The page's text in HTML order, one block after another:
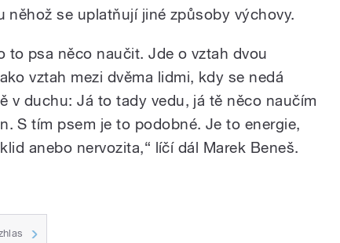
něhož se uplatňují jiné způsoby výchovy.
to psa něco naučit. Jde o vztah dvou
vztah mezi dvěma lidmi, kdy se nedá
v duchu: Já to tady vedu, já tě něco naučím
S tím psem je to podobné. Je to energie,
anebo nervozita,“ líčí dál Marek Beneš.